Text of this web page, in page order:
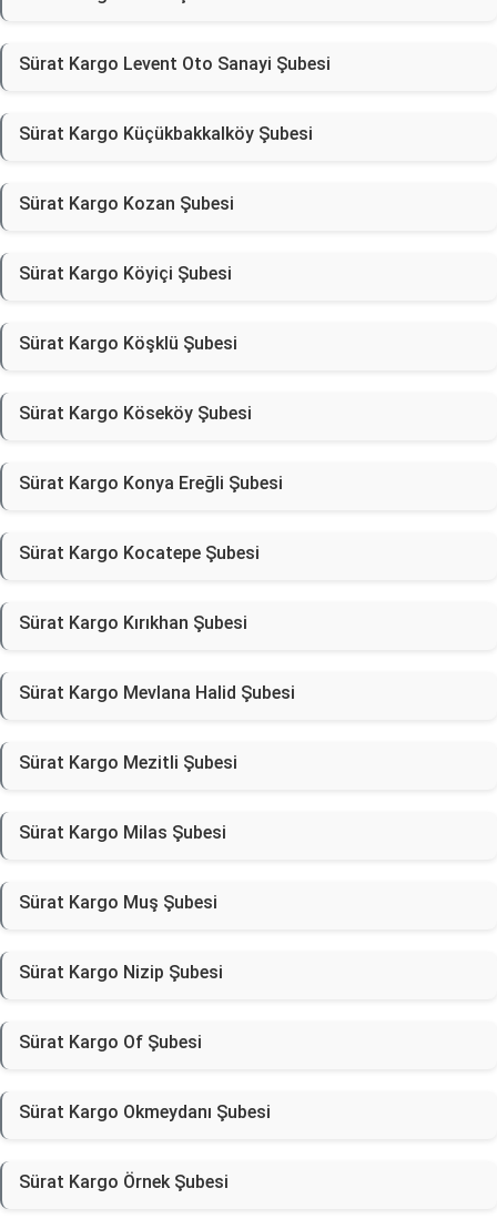
Sürat Kargo Levent Oto Sanayi Şubesi
Sürat Kargo Küçükbakkalköy Şubesi
Sürat Kargo Kozan Şubesi
Sürat Kargo Köyiçi Şubesi
Sürat Kargo Köşklü Şubesi
Sürat Kargo Köseköy Şubesi
Sürat Kargo Konya Ereğli Şubesi
Sürat Kargo Kocatepe Şubesi
Sürat Kargo Kırıkhan Şubesi
Sürat Kargo Mevlana Halid Şubesi
Sürat Kargo Mezitli Şubesi
Sürat Kargo Milas Şubesi
Sürat Kargo Muş Şubesi
Sürat Kargo Nizip Şubesi
Sürat Kargo Of Şubesi
Sürat Kargo Okmeydanı Şubesi
Sürat Kargo Örnek Şubesi